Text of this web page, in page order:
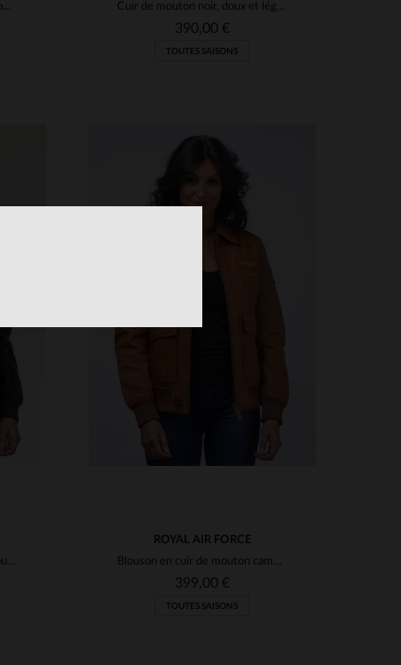
Blouson cuir de mouton bleu royal.Licence 24h Le Mans, coupe slim.
Cuir de mouton noir, doux et léger, pour un blouson motard intemporel.
390,00 €
TOUTES SAISONS
Blouson aviateur en cuir de mouton marron foncé, licence RAF, vintage.
ROYAL AIR FORCE
Blouson en cuir de mouton camel, coupe slim, inspiré des aviateurs.
399,00 €
TOUTES SAISONS